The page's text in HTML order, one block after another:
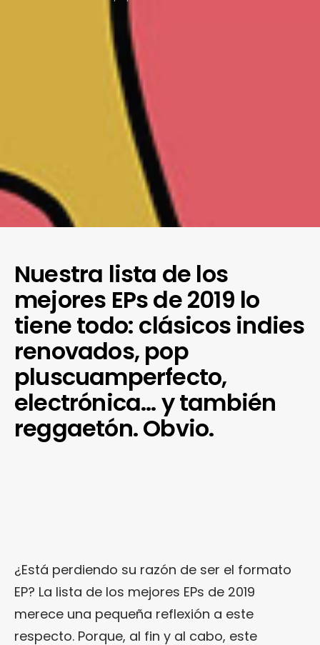
Nuestra lista de los
mejores EPs de 2019 lo
tiene todo: clásicos indies
renovados, pop
pluscuamperfecto,
electrónica… y también
reggaetón. Obvio.
¿Está perdiendo su razón de ser el formato
EP? La lista de los mejores EPs de 2019
merece una pequeña reflexión a este
respecto. Porque, al fin y al cabo, este